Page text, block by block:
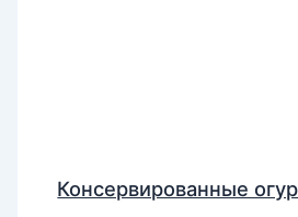
Консервированные